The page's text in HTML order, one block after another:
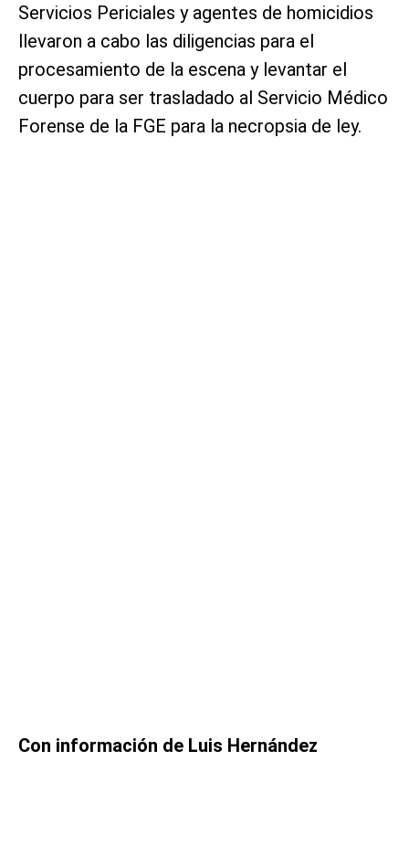
Servicios Periciales y agentes de homicidios
llevaron a cabo las diligencias para el
procesamiento de la escena y levantar el
cuerpo para ser trasladado al Servicio Médico
Forense de la FGE para la necropsia de ley.
Con información de Luis Hernández